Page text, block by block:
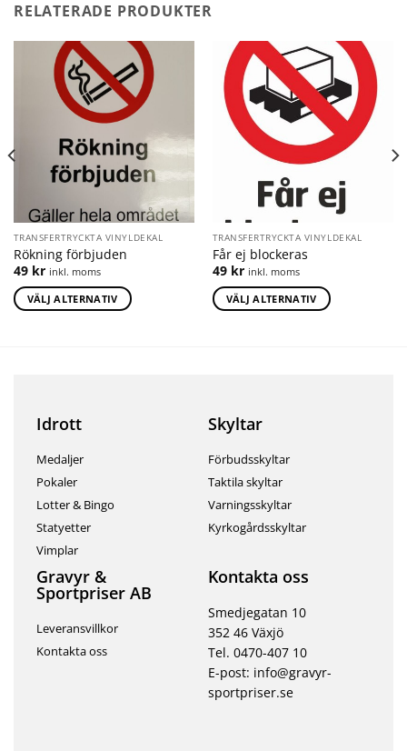
RELATERADE PRODUKTER
TRANSFERTRYCKTA VINYLDEKAL
Rökning förbjuden
49 kr inkl. moms
VÄLJ ALTERNATIV
TRANSFERTRYCKTA VINYLDEKAL
Får ej blockeras
49 kr inkl. moms
VÄLJ ALTERNATIV
Idrott
Medaljer
Pokaler
Lotter & Bingo
Statyetter
Vimplar
Skyltar
Förbudsskyltar
Taktila skyltar
Varningsskyltar
Kyrkogårdsskyltar
Gravyr &
Sportpriser AB
Leveransvillkor
Kontakta oss
Kontakta oss
Smedjegatan 10
352 46 Växjö
Tel. 0470-407 10
E-post: info@gravyr-
sportpriser.se